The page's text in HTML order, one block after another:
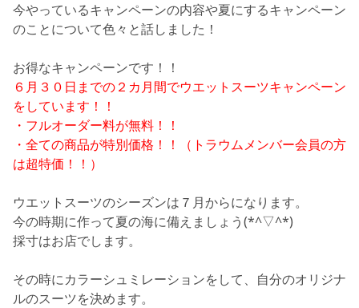
今やっているキャンペーンの内容や夏にするキャンペーン
のことについて色々と話しました！
お得なキャンペーンです！！
６月３０日までの２カ月間でウエットスーツキャンペーン
をしています！！
・フルオーダー料が無料！！
・全ての商品が特別価格！！（トラウムメンバー会員の方
は超特価！！）
ウエットスーツのシーズンは７月からになります。
今の時期に作って夏の海に備えましょう(*^▽^*)
採寸はお店でします。
その時にカラーシュミレーションをして、自分のオリジナ
ルのスーツを決めます。